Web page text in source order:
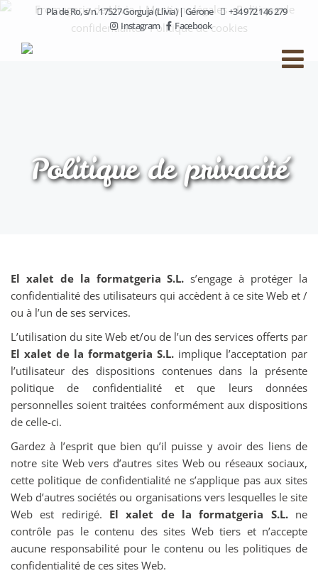
Pla de Ro, s/n. 17527 Gorguja (Llivia) | Gérone
+34 972 146 279
Instagram
Facebook
Politique de privacité
El xalet de la formatgeria S.L. s’engage à protéger la
confidentialité des utilisateurs qui accèdent à ce site Web et /
ou à l’un de ses services.
L’utilisation du site Web et/ou de l’un des services offerts par
El xalet de la formatgeria S.L. implique l’acceptation par
l’utilisateur des dispositions contenues dans la présente
politique de confidentialité et que leurs données
personnelles soient traitées conformément aux dispositions
de celle-ci.
Gardez à l’esprit que bien qu’il puisse y avoir des liens de
notre site Web vers d’autres sites Web ou réseaux sociaux,
cette politique de confidentialité ne s’applique pas aux sites
Web d’autres sociétés ou organisations vers lesquelles le site
Web est redirigé. El xalet de la formatgeria S.L.ne
contrôle pas le contenu des sites Web tiers et n’accepte
aucune responsabilité pour le contenu ou les politiques de
confidentialité de ces sites Web.